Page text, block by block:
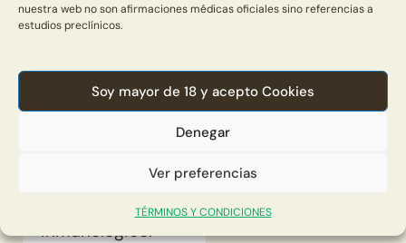
nuestra web no son afirmaciones médicas oficiales sino referencias a
estudios preclínicos.
Soy mayor de 18 y acepto Cookies
Denegar
Ver preferencias
TÉRMINOS Y CONDICIONES
más con los
que están
presentes en los
periféricos y el
inmunológico.